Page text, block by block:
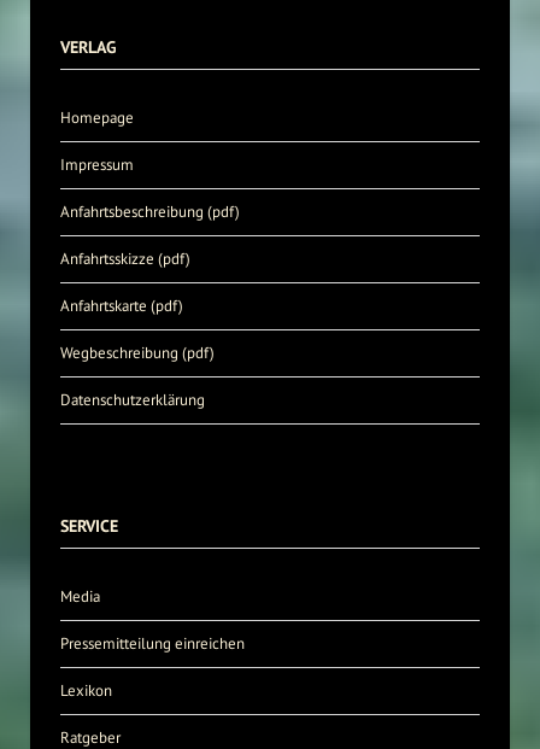
VERLAG
Homepage
Impressum
Anfahrtsbeschreibung (pdf)
Anfahrtsskizze (pdf)
Anfahrtskarte (pdf)
Wegbeschreibung (pdf)
Datenschutzerklärung
SERVICE
Media
Pressemitteilung einreichen
Lexikon
Ratgeber